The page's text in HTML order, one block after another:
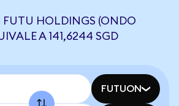
FUTU HOLDINGS (ONDO
A 141,6244 SGD
FUTUON